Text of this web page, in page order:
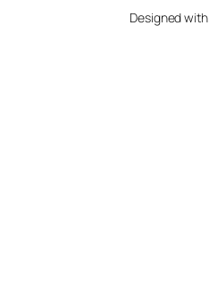
Designed with